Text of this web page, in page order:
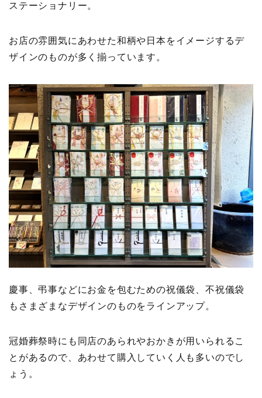
ステーショナリー。
お店の雰囲気にあわせた和柄や日本をイメージするデ
ザインのものが多く揃っています。
慶事、弔事などにお金を包むための祝儀袋、不祝儀袋
もさまざまなデザインのものをラインアップ。
冠婚葬祭時にも同店のあられやおかきが用いられるこ
とがあるので、あわせて購入していく人も多いのでし
ょう。